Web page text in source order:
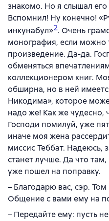
знакомо. Но я слышал его
Вспомнил! Ну конечно!
инкунабул»2. Очень
монография, если можно
произведение. Да-да.
обменяться
коллекционером книг.
обширна, но в ней
Никодима», которое
надо же! Как же чудесно,
Господи помилуй, уже
иначе моя жена
миссис Теббат. Надеюсь,
станет лучше. Да что
уже пошел на поправку.
– Благодарю вас, сэр. Том
Общение с вами ему на
– Передайте ему: пусть